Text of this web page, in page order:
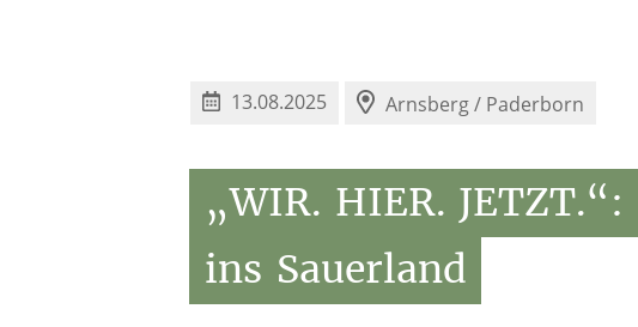
13.08.2025 Arnsberg / Paderborn
„WIR. HIER. JETZT.“:
ins Sauerland